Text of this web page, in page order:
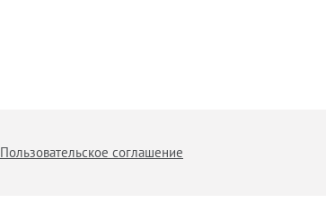
Пользовательское соглашение